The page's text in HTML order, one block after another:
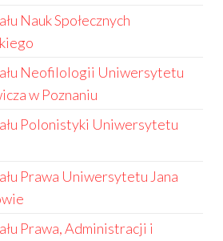
Nauk Społecznych
Neofilologii Uniwersytetu
w Poznaniu
Polonistyki Uniwersytetu
Prawa Uniwersytetu Jana
Prawa, Administracji i